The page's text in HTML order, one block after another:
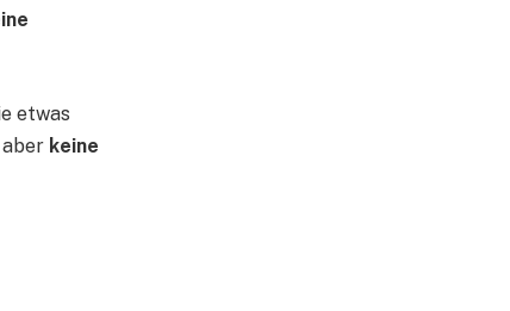
etwas
keine